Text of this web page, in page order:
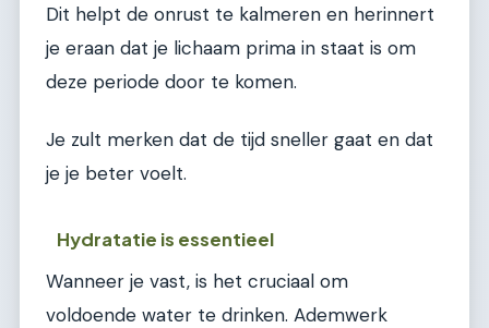
Dit helpt de onrust te kalmeren en herinnert
je eraan dat je lichaam prima in staat is om
deze periode door te komen.
Je zult merken dat de tijd sneller gaat en dat
je je beter voelt.
Hydratatie is essentieel
Wanneer je vast, is het cruciaal om
voldoende water te drinken. Ademwerk